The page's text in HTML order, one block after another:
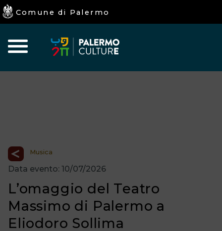
Home
Iniziative
Eventi
I
Comune di Palermo
Musica
Data evento: 10/07/2026
L’omaggio del Teatro
Massimo di Palermo a
Eliodoro Sollima